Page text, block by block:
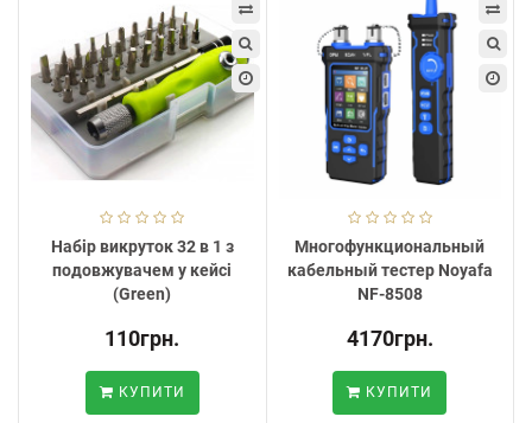
Набір викруток 32 в 1 з
подовжувачем у кейсі
(Green)
110грн.
КУПИТИ
Многофункциональный
кабельный тестер Noyafa
NF-8508
4170грн.
КУПИТИ